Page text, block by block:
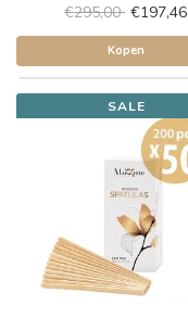
€295,00 €197,46
Kopen
SALE